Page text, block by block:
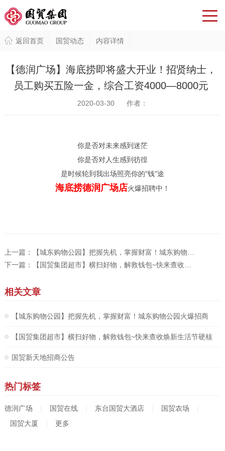
返回首页 国贸动态 内容详情
【德润广场】海底捞即将盛大开业！招贤纳士，
员工购买五险一金，综合工资4000—8000元
2020-03-30 作者：
on line77
admin 浏览：120次
你是否对未来感到迷茫
你是否对人生感到彷徨
是时候轮到我出场照亮你的“钱”途
海底捞德润广场店火爆招聘中！
上一篇：
下一篇：
相关文章
【城东购物公园】把握先机，掌握财富！城东购物公园火爆招商
中！
【国贸集团超市】横扫好物，解救钱包~快来查收焕新生活节硬核
特惠！
国贸新天地招商公告
热门标签
德润广场 国贸在线 东台国贸大酒店 国贸农场
国贸大厦
更多